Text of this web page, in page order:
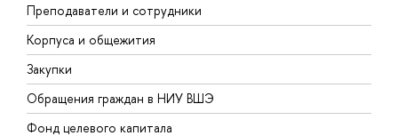
Преподаватели и сотрудники
Корпуса и общежития
Закупки
Обращения граждан в НИУ ВШЭ
Фонд целевого капитала